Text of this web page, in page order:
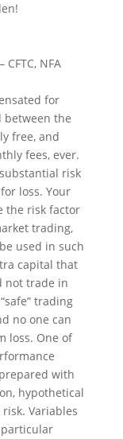
NFA
for
between the
free, and
fees, ever.
risk
loss. Your
the risk factor
trading,
used in such
capital that
not trade in
trading
no one can
loss. One of
with
hypothetical
Variables